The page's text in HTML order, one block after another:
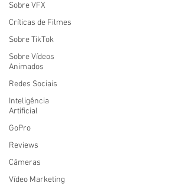
Sobre VFX
Críticas de Filmes
Sobre TikTok
Sobre Vídeos
Animados
Redes Sociais
Inteligência
Artificial
GoPro
Reviews
Câmeras
Vídeo Marketing